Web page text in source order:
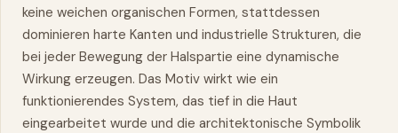
keine weichen organischen Formen, stattdessen
dominieren harte Kanten und industrielle Strukturen, die
bei jeder Bewegung der Halspartie eine dynamische
Wirkung erzeugen. Das Motiv wirkt wie ein
funktionierendes System, das tief in die Haut
eingearbeitet wurde und die architektonische Symbolik